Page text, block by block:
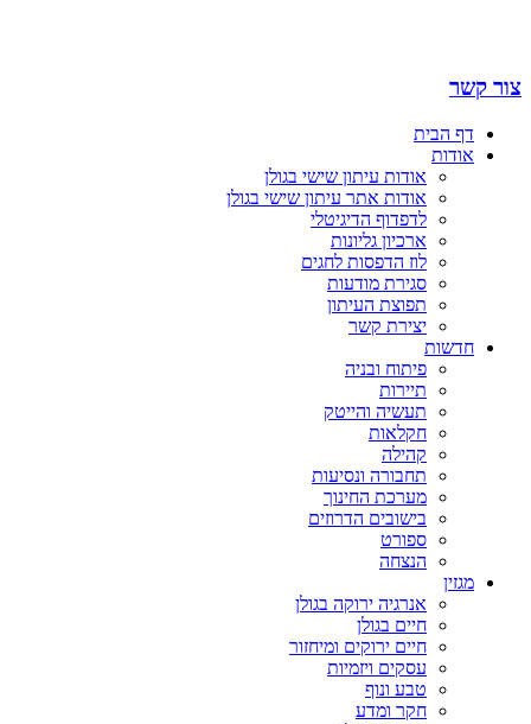
צור קשר
דף הבית
אודות
אודות עיתון שישי בגולן
אודות אתר עיתון שישי בגולן
לדפדוף הדיגיטלי
ארכיון גליונות
לוז הדפסות לחגים
סגירת מודעות
תפוצת העיתון
יצירת קשר
חדשות
פיתוח ובניה
תיירות
תעשיה והייטק
חקלאות
קהילה
תחבורה ונסיעות
מערכת החינוך
בישובים הדרוזים
ספורט
הנצחה
מגזין
אנרגיה ירוקה בגולן
חיים בגולן
חיים ירוקים ומיחזור
עסקים ויזמיות
טבע ונוף
חקר ומדע